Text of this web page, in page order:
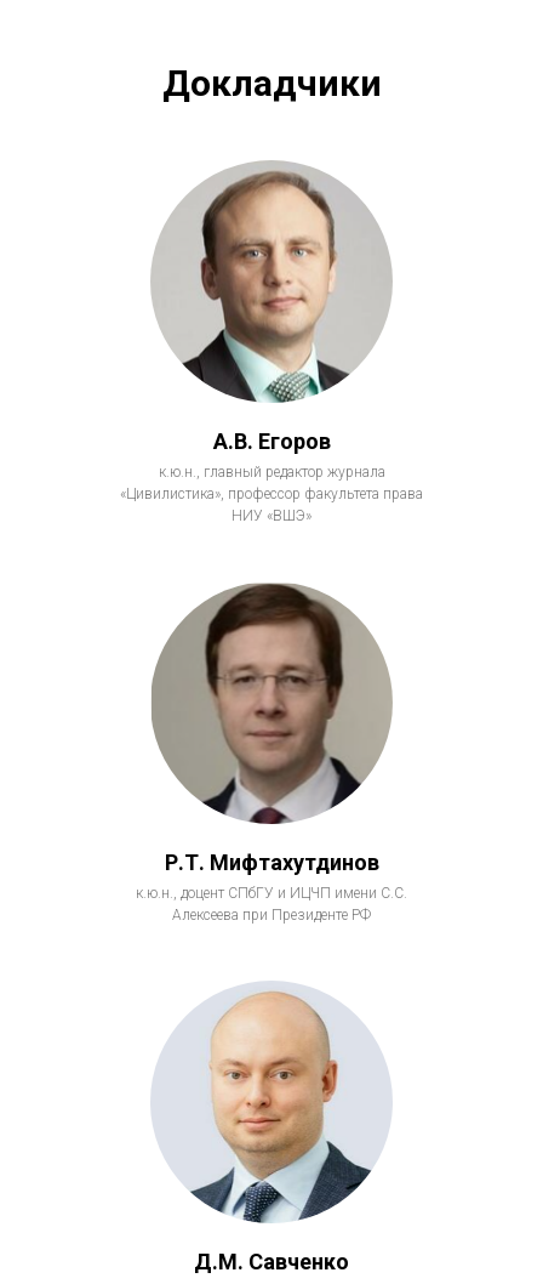
Докладчики
А.В. Егоров
к.ю.н., главный редактор журнала
«Цивилистика», профессор факультета права
НИУ «ВШЭ»
Р.Т. Мифтахутдинов
к.ю.н., доцент СПбГУ и ИЦЧП имени С.С.
Алексеева при Президенте РФ
Д.М. Савченко